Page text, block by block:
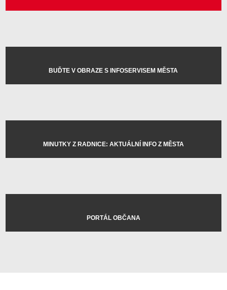
BUĎTE V OBRAZE S INFOSERVISEM MĚSTA
MINUTKY Z RADNICE: AKTUÁLNÍ INFO Z MĚSTA
PORTÁL OBČANA